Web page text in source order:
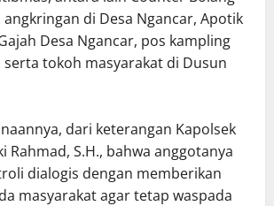
angkringan di Desa Ngancar, Apotik
Desa Ngancar, pos kampling
serta tokoh masyarakat di Dusun
dari keterangan Kapolsek
Rahmad, S.H., bahwa anggotanya
dialogis dengan memberikan
masyarakat agar tetap waspada